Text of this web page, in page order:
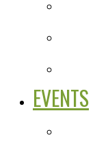
EVENTS